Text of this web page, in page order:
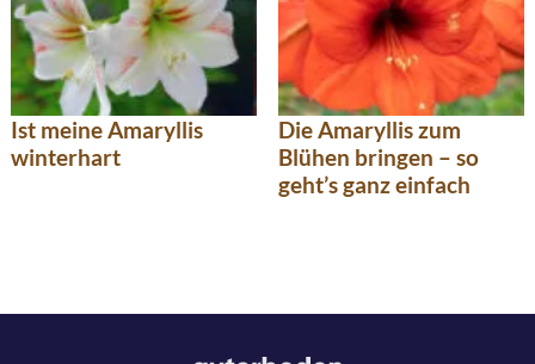
Ist meine Amaryllis
winterhart
Die Amaryllis zum
Blühen bringen – so
geht’s ganz einfach